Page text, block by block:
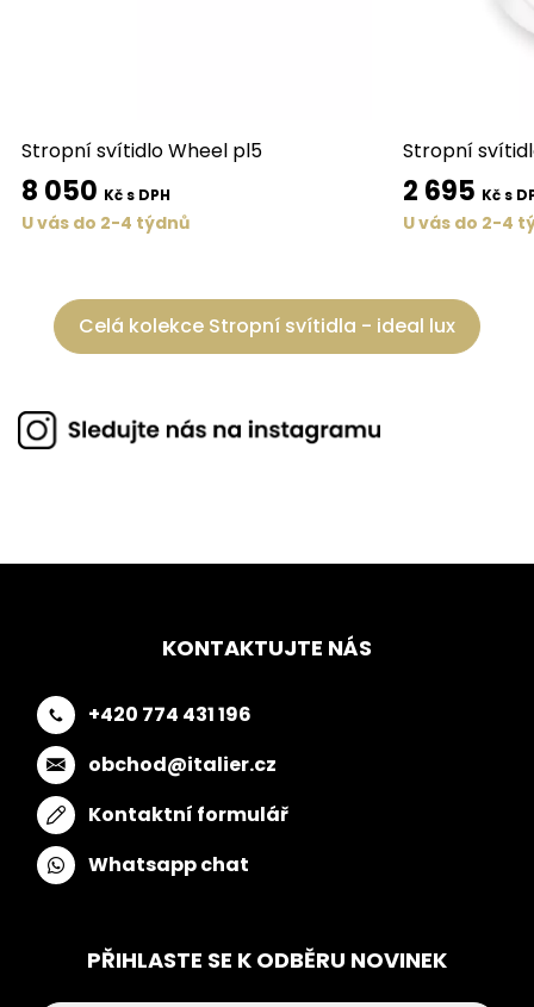
Stropní svítidlo Wheel pl5
8 050 Kč s DPH
U vás do 2-4 týdnů
Stropní
2 695 Kč s
U vás do 2-4
Celá kolekce Stropní svítidla - ideal lux
KONTAKTUJTE NÁS
+420 774 431 196
obchod@italier.cz
Kontaktní formulář
Whatsapp chat
PŘIHLASTE SE K ODBĚRU NOVINEK